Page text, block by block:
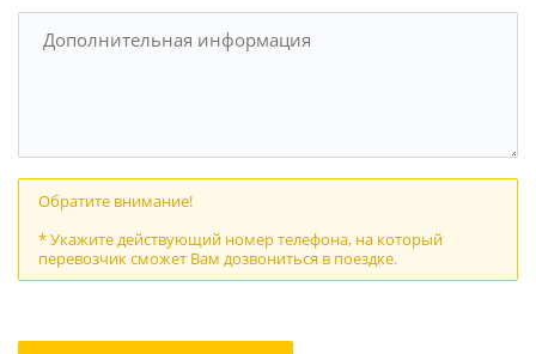
Обратите внимание!
* Укажите действующий номер телефона, на который
перевозчик сможет Вам дозвониться в поездке.